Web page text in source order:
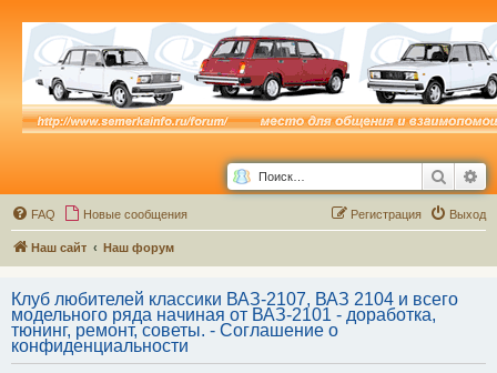
Поиск
FAQ Новые сообщения Выход
Регистрация
Наш сайт Наш форум
Клуб любителей классики ВАЗ-2107, ВАЗ 2104 и всего
модельного ряда начиная от ВАЗ-2101 - доработка,
тюнинг, ремонт, советы. - Соглашение о
конфиденциальности